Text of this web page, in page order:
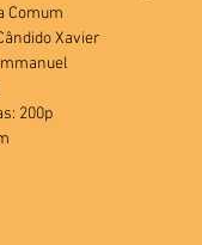
Comum
Xavier
200p